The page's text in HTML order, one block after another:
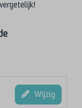
Wijzig